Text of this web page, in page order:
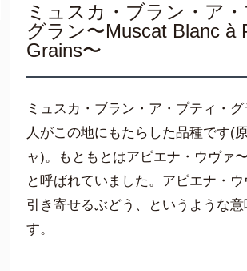
ミュスカ・ブラン・ア・
グラン〜Muscat Blanc à
Grains〜
ミュスカ・ブラン・ア・プティ・
人がこの地にもたらした品種です(
ャ)。もともとはアピエナ・ウヴァ
と呼ばれていました。アピエナ・
引き寄せるぶどう、というような意
す。